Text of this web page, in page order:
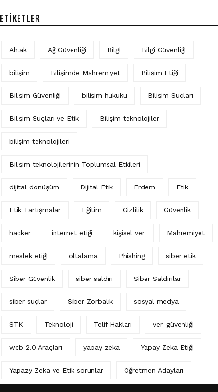
ETIKETLER
Ahlak Ağ Güvenliği Bilgi Bilgi Güvenliği
bilişim Bilişimde Mahremiyet Bilişim Etiği
Bilişim Güvenliği bilişim hukuku Bilişim Suçları
Bilişim Suçları ve Etik Bilişim teknolojiler
bilişim teknolojileri
Bilişim teknolojilerinin Toplumsal Etkileri
dijital dönüşüm Dijital Etik Erdem Etik
Etik Tartışmalar Eğitim Gizlilik Güvenlik
hacker internet etiği kişisel veri Mahremiyet
meslek etiği oltalama Phishing siber etik
Siber Güvenlik siber saldırı Siber Saldırılar
siber suçlar Siber Zorbalık sosyal medya
STK Teknoloji Telif Hakları veri güvenliği
web 2.0 Araçları yapay zeka Yapay Zeka Etiği
Yapazy Zeka ve Etik sorunlar Öğretmen Adayları